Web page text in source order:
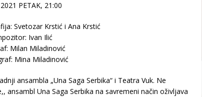
PETAK, 21:00
Svetozar Krstić i Ana Krstić
Ivan Ilić
Milan Miladinović
Mina Miladinović
ansambla „Una Saga Serbika“ i Teatra Vuk. Ne
ansambl Una Saga Serbika na savremeni način oživljava